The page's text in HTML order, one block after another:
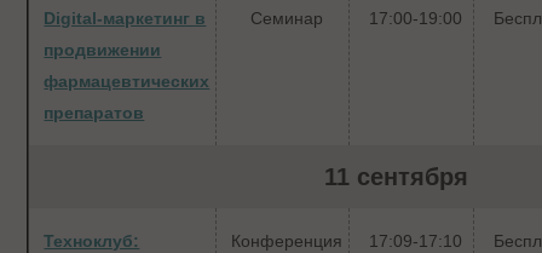
Digital-маркетинг в
продвижении
фармацевтических
препаратов
Семинар 17:00-19:00
11 сентября
Техноклуб:
Конференция 17:09-17:10